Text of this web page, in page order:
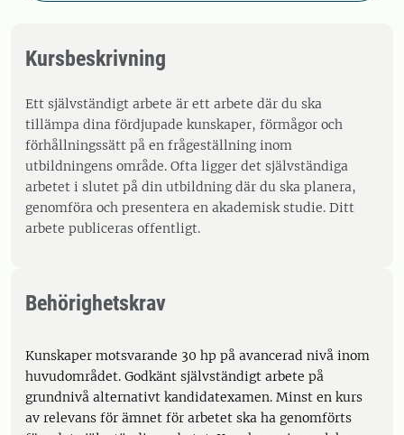
Kursbeskrivning
Ett självständigt arbete är ett arbete där du ska
tillämpa dina fördjupade kunskaper, förmågor och
förhållningssätt på en frågeställning inom
utbildningens område. Ofta ligger det självständiga
arbetet i slutet på din utbildning där du ska planera,
genomföra och presentera en akademisk studie. Ditt
arbete publiceras offentligt.
Behörighetskrav
Kunskaper motsvarande 30 hp på avancerad nivå inom
huvudområdet. Godkänt självständigt arbete på
grundnivå alternativt kandidatexamen. Minst en kurs
av relevans för ämnet för arbetet ska ha genomförts